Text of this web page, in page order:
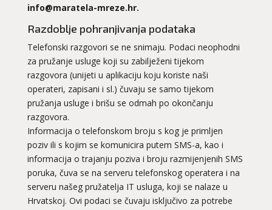
info@maratela-mreze.hr.
Razdoblje pohranjivanja podataka
Telefonski razgovori se ne snimaju. Podaci neophodni
za pružanje usluge koji su zabilježeni tijekom
razgovora (unijeti u aplikaciju koju koriste naši
operateri, zapisani i sl.) čuvaju se samo tijekom
pružanja usluge i brišu se odmah po okončanju
razgovora.
Informacija o telefonskom broju s kog je primljen
poziv ili s kojim se komunicira putem SMS-a, kao i
informacija o trajanju poziva i broju razmijenjenih SMS
poruka, čuva se na serveru telefonskog operatera i na
serveru našeg pružatelja IT usluga, koji se nalaze u
Hrvatskoj. Ovi podaci se čuvaju isključivo za potrebe